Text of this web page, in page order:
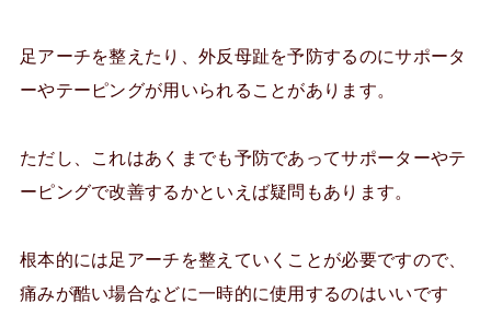
足アーチを整えたり、外反母趾を予防するのにサポータ
ーやテーピングが用いられることがあります。
ただし、これはあくまでも予防であってサポーターやテ
ーピングで改善するかといえば疑問もあります。
根本的には足アーチを整えていくことが必要ですので、
痛みが酷い場合などに一時的に使用するのはいいです